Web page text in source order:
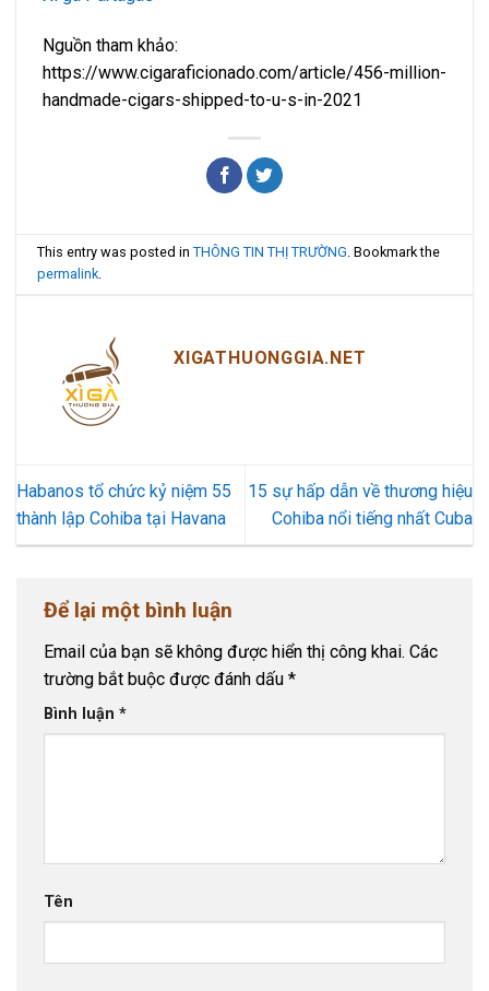
Nguồn tham khảo:
https://www.cigaraficionado.com/article/456-million-
handmade-cigars-shipped-to-u-s-in-2021
This entry was posted inTHÔNG TIN THỊ TRƯỜNG. Bookmark the
permalink.
XIGATHUONGGIA.NET
Habanos tổ chức kỷ niệm 55
thành lập Cohiba tại Havana
15 sự hấp dẫn về thương hiệu
Cohiba nổi tiếng nhất Cuba
Để lại một bình luận
Email của bạn sẽ không được hiển thị công khai. Các
trường bắt buộc được đánh dấu *
Bình luận *
Tên